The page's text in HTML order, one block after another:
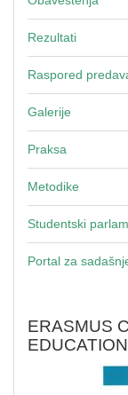
Rezultati
Raspored
Galerije
Praksa
Metodike
Studentski
Portal za
ERASMUS